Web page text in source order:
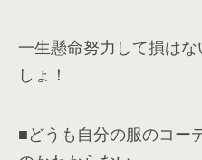
一生懸命努力して損は
しょ！
■どうも自分の服のコー